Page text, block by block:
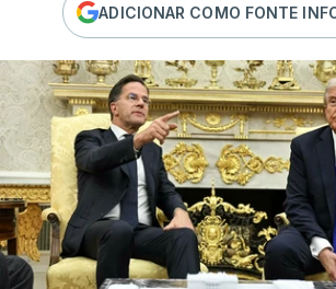
ADICIONAR COMO FONTE